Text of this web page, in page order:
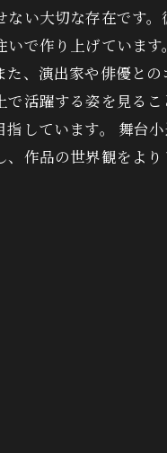
い大切な存在です
で作り上げていま
、演出家や俳優と
活躍する姿を見る
しています。 舞台
作品の世界観をよ